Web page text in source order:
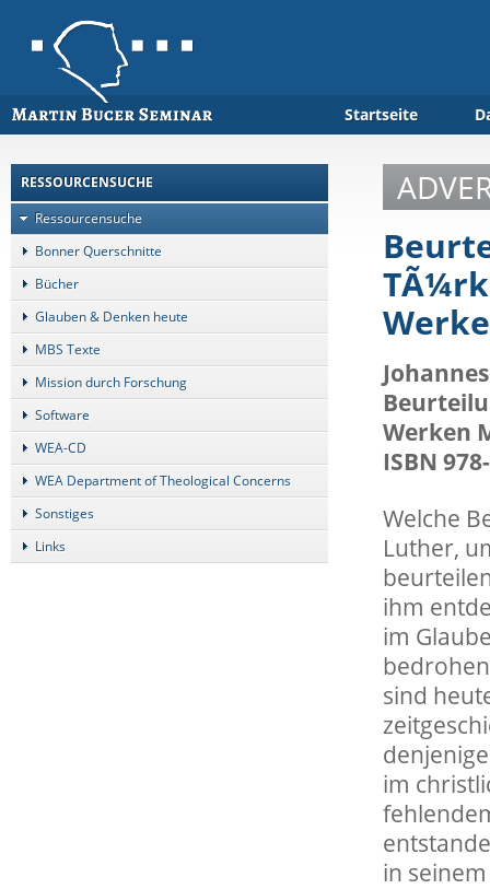
Startseite
RESSOURCENSUCHE
Ressourcensuche
Bonner Querschnitte
Bücher
Glauben & Denken heute
MBS Texte
Mission durch Forschung
Software
WEA-CD
WEA Department of Theological Concerns
Sonstiges
Links
Werken
ISBN
Welche
Luther,
ihm
im
sind
im
in